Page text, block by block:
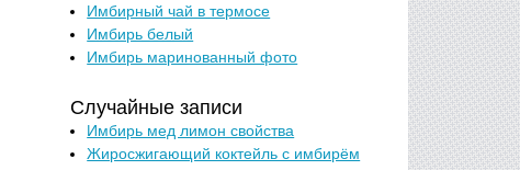
Имбирный чай в термосе
Имбирь белый
Имбирь маринованный фото
Случайные записи
Имбирь мед лимон свойства
Жиросжигающий коктейль с имбирём